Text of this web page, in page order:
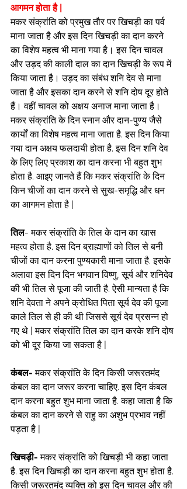
आगमन होता है |
मकर संक्रांति को प्रमुख तौर पर खिचड़ी का पर्व
माना जाता है और इस दिन खिचड़ी का दान करने
का विशेष महत्‍व भी माना गया है। इस दिन चावल
और उड़द की काली दाल का दान खिचड़ी के रूप में
किया जाता है। उड़द का संबंध शनि देव से माना
जाता है और इसका दान करने से शनि दोष दूर होते
हैं। वहीं चावल को अक्षय अनाज माना जाता है।
मकर संक्रांति के दिन स्नान और दान-पुण्य जैसे
कार्यों का विशेष महत्व माना जाता है. इस दिन किया
गया दान अक्षय फलदायी होता है. इस दिन शनि देव
के लिए लिए प्रकाश का दान करना भी बहुत शुभ
होता है. आइए जानते हैं कि मकर संक्रांति के दिन
किन चीजों का दान करने से सुख-समृद्धि और धन
का आगमन होता है |
तिल- मकर संक्रांति के तिल के दान का खास
महत्व होता है. इस दिन ब्राह्माणों को तिल से बनी
चीजों का दान करना पुण्यकारी माना जाता है. इसके
अलावा इस दिन दिन भगवान विष्‍णु, सूर्य और शनिदेव
की भी तिल से पूजा की जाती है. ऐसी मान्यता है कि
शनि देवता ने अपने क्रोधित पिता सूर्य देव की पूजा
काले तिल से ही की थी जिससे सूर्य देव प्रसन्‍न हो
गए थे | मकर संक्रांति तिल का दान करके शनि दोष
को भी दूर किया जा सकता है |
कंबल- मकर संक्रांति के दिन किसी जरूरतमंद
कंबल का दान जरूर करना चाहिए. इस दिन कंबल
दान करना बहुत शुभ माना जाता है. कहा जाता है कि
कंबल का दान करने से राहु का अशुभ प्रभाव नहीं
पड़ता है |
खिचड़ी- मकर संक्रांति को खिचड़ी भी कहा जाता
है. इस दिन खिचड़ी का दान करना बहुत शुभ होता है.
किसी जरूरतमंद व्यक्ति को इस दिन चावल और की